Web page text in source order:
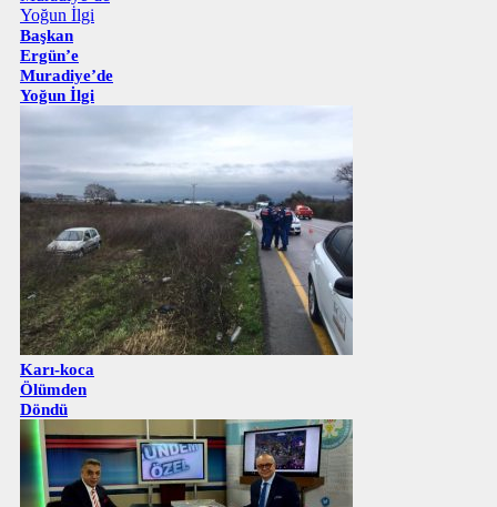
Başkan
Ergün’e
Muradiye’de
Yoğun İlgi
Karı-koca
Ölümden
Döndü